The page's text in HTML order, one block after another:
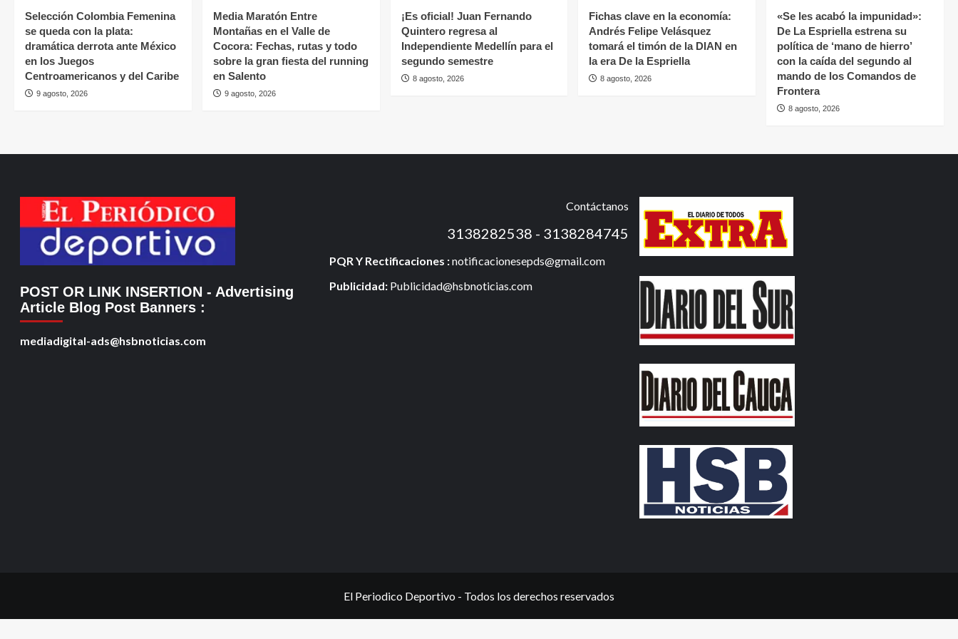
Selección Colombia Femenina
se queda con la plata:
dramática derrota ante México
en los Juegos
Centroamericanos y del Caribe
9 agosto, 2026
Media Maratón Entre
Montañas en el Valle de
Cocora: Fechas, rutas y todo
sobre la gran fiesta del running
en Salento
9 agosto, 2026
¡Es oficial! Juan Fernando
Quintero regresa al
Independiente Medellín para el
segundo semestre
8 agosto, 2026
Fichas clave en la economía:
Andrés Felipe Velásquez
tomará el timón de la DIAN en
la era De la Espriella
8 agosto, 2026
«Se les acabó la impunidad»:
De La Espriella estrena su
política de ‘mano de hierro’
con la caída del segundo al
mando de los Comandos de
Frontera
8 agosto, 2026
POST OR LINK INSERTION - Advertising
Article Blog Post Banners :
mediadigital-ads@hsbnoticias.com
Contáctanos
3138282538 - 3138284745
PQR Y Rectificaciones :notificacionesepds@gmail.com
Publicidad: Publicidad@hsbnoticias.com